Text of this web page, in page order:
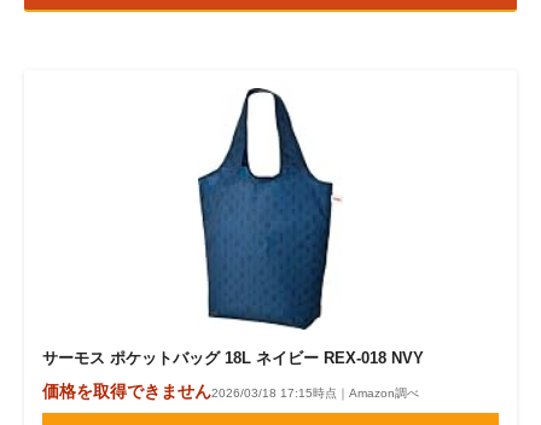
サーモス ポケットバッグ 18L ネイビー REX-018 NVY
価格を取得できません2026/03/18 17:15時点｜Amazon調べ